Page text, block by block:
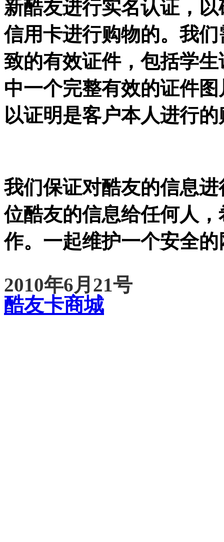
新酷友进行实名认证，
信用卡进行购物的。我
致的有效证件，包括学
中一个完整有效的证件
以证明是客户本人进行
我们保证对酷友的信息
位酷友的信息给任何人
作。一起维护一个安全
2010年6月 21号
酷友卡商城